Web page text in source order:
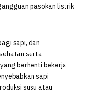
pasokan listrik
sapi, dan
serta
berhenti bekerja
sapi
susu atau